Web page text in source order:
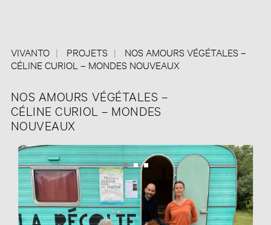
VIVANTO PROJETS
NOS AMOURS VÉGÉTALES –
CÉLINE CURIOL – MONDES NOUVEAUX
NOS AMOURS VÉGÉTALES –
CÉLINE CURIOL – MONDES
NOUVEAUX